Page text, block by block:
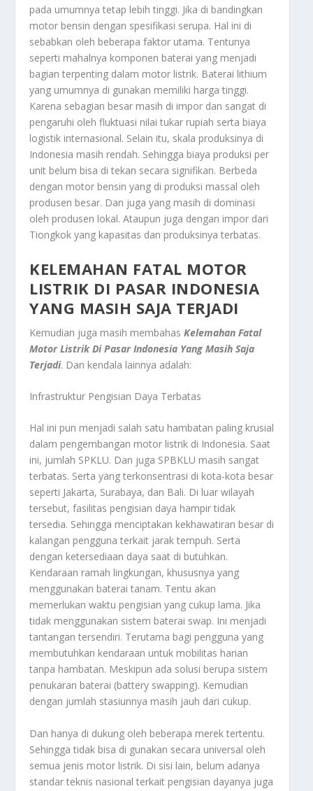
pada umumnya tetap lebih tinggi. Jika di bandingkan
motor bensin dengan spesifikasi serupa. Hal ini di
sebabkan oleh beberapa faktor utama. Tentunya
seperti mahalnya komponen baterai yang menjadi
bagian terpenting dalam motor listrik. Baterai lithium
yang umumnya di gunakan memiliki harga tinggi.
Karena sebagian besar masih di impor dan sangat di
pengaruhi oleh fluktuasi nilai tukar rupiah serta biaya
logistik internasional. Selain itu, skala produksinya di
Indonesia masih rendah. Sehingga biaya produksi per
unit belum bisa di tekan secara signifikan. Berbeda
dengan motor bensin yang di produksi massal oleh
produsen besar. Dan juga yang masih di dominasi
oleh produsen lokal. Ataupun juga dengan impor dari
Tiongkok yang kapasitas dan produksinya terbatas.
KELEMAHAN FATAL MOTOR
LISTRIK DI PASAR INDONESIA
YANG MASIH SAJA TERJADI
Kemudian juga masih membahasKelemahan Fatal
Motor Listrik Di Pasar Indonesia Yang Masih Saja
Terjadi. Dan kendala lainnya adalah:
Infrastruktur Pengisian Daya Terbatas
Hal ini pun menjadi salah satu hambatan paling krusial
dalam pengembangan motor listrik di Indonesia. Saat
ini, jumlah SPKLU. Dan juga SPBKLU masih sangat
terbatas. Serta yang terkonsentrasi di kota-kota besar
seperti Jakarta, Surabaya, dan Bali. Di luar wilayah
tersebut, fasilitas pengisian daya hampir tidak
tersedia. Sehingga menciptakan kekhawatiran besar di
kalangan pengguna terkait jarak tempuh. Serta
dengan ketersediaan daya saat di butuhkan.
Kendaraan ramah lingkungan, khususnya yang
menggunakan baterai tanam. Tentu akan
memerlukan waktu pengisian yang cukup lama. Jika
tidak menggunakan sistem baterai swap. Ini menjadi
tantangan tersendiri. Terutama bagi pengguna yang
membutuhkan kendaraan untuk mobilitas harian
tanpa hambatan. Meskipun ada solusi berupa sistem
penukaran baterai (battery swapping). Kemudian
dengan jumlah stasiunnya masih jauh dari cukup.
Dan hanya di dukung oleh beberapa merek tertentu.
Sehingga tidak bisa di gunakan secara universal oleh
semua jenis motor listrik. Di sisi lain, belum adanya
standar teknis nasional terkait pengisian dayanya juga